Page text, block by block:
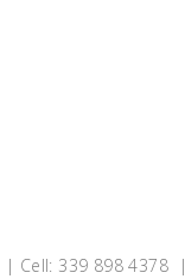
| Cell: 339 898 4378 |